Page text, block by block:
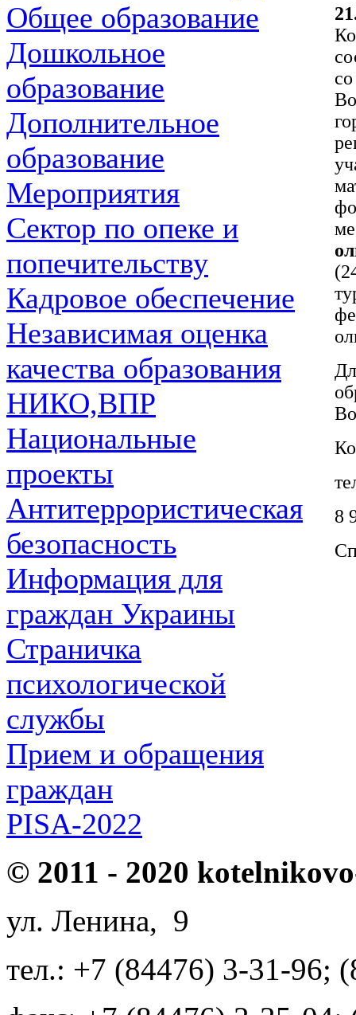
Общее образование
Дошкольное
образование
Дополнительное
образование
Мероприятия
Сектор по опеке и
попечительству
Кадровое обеспечение
Независимая оценка
качества образования
НИКО,ВПР
Национальные
проекты
Антитеррористическая
безопасность
Информация для
граждан Украины
Страничка
психологической
службы
Прием и обращения
граждан
PISA-2022
8
© 2011 - 2020
ул. Ленина, 9
тел.: +7 (84476) 3-31-96;